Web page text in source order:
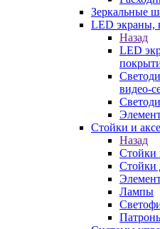
Зеркальные
LED экраны,
Назад
LED
видео-
Стойки и
Назад
Стойки
Стойки
Лампы